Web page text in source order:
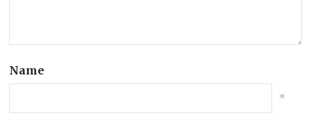
Name
*